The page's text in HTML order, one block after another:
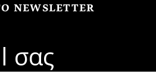
NEWSLETTER